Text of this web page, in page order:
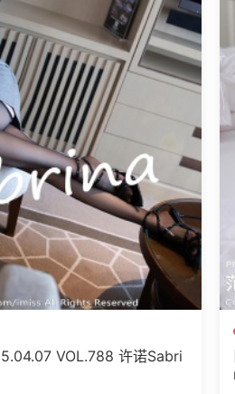
VOL.788 许诺Sabri